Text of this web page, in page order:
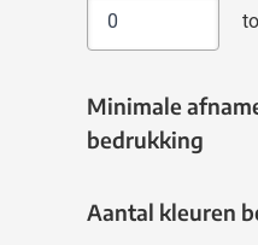
Minimale
Minimale
bedrukking
Aantal kleuren
Aantal kleuren